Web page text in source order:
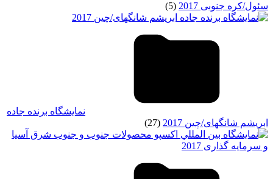
سئول/کره جنوبی 2017 (5)
نمایشگاه برنده جاده
ابریشم شانگهای/چین 2017
(27)